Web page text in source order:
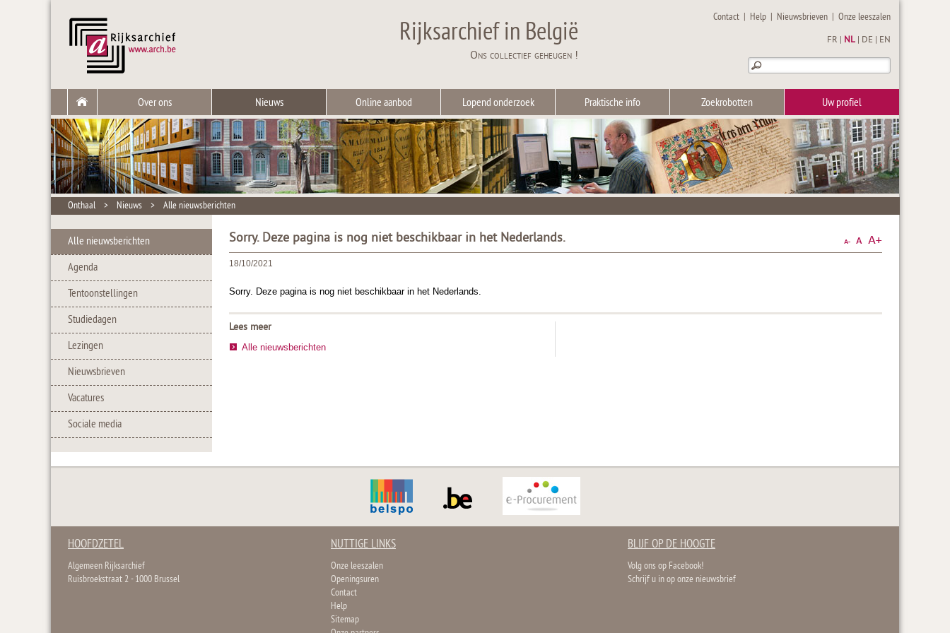
Rijksarchief in België
Ons collectief geheugen !
Contact | Help | Nieuwsbrieven |Onze leeszalen
FR NL DE EN
Over ons Nieuws Online aanbod Lopend onderzoek Praktische info Zoekrobotten Uw profiel
Onthaal > Nieuws > Alle nieuwsberichten
Alle nieuwsberichten
Agenda
Tentoonstellingen
Studiedagen
Lezingen
Nieuwsbrieven
Vacatures
Sociale media
Sorry. Deze pagina is nog niet beschikbaar in het Nederlands.
18/10/2021
Sorry. Deze pagina is nog niet beschikbaar in het Nederlands.
Lees meer
Alle nieuwsberichten
HOOFDZETEL
Algemeen Rijksarchief
Ruisbroekstraat 2 - 1000 Brussel
NUTTIGE LINKS
Onze leeszalen
Openingsuren
Contact
Help
Sitemap
BLIJF OP DE HOOGTE
Volg ons op Facebook!
Schrijf u in op onze nieuwsbrief